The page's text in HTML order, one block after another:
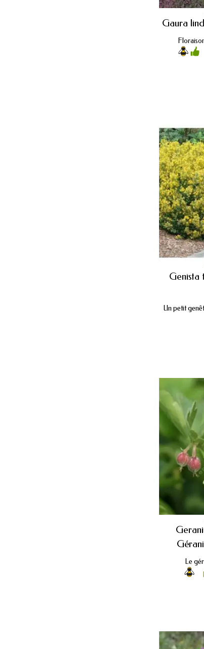
Gaura
Genista
Un petit
Le